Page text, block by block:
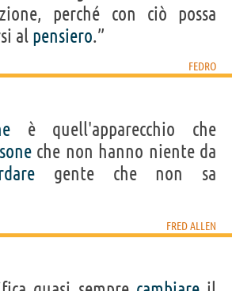
perché con ciò possa
al pensiero.”
FEDRO
è quell'apparecchio che
che non hanno niente da
gente che non sa
FRED ALLEN